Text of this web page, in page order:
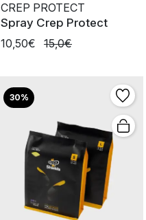
CREP PROTECT
Spray Crep Protect
10,50€
15,0€
30%